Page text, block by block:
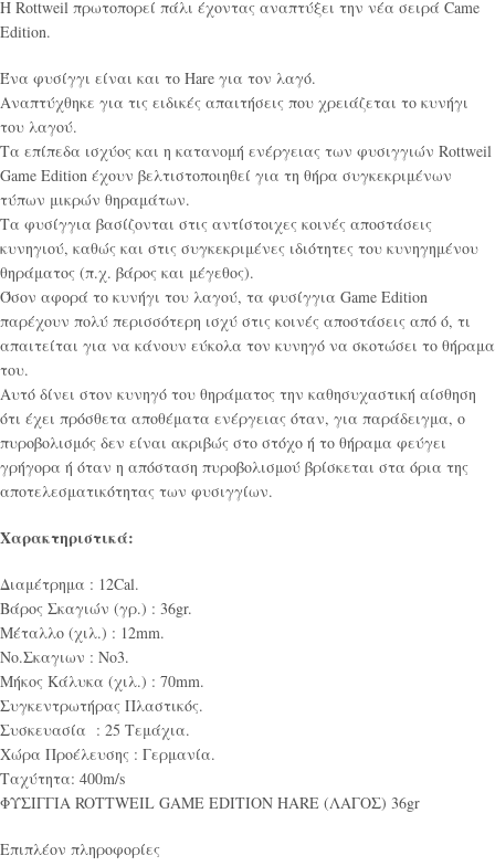
H Rottweil πρωτοπορεί πάλι έχοντας αναπτύξει την νέα σειρά Came
Edition.
Ένα φυσίγγι είναι και το Hare για τον λαγό.
Αναπτύχθηκε για τις ειδικές απαιτήσεις που χρειάζεται το κυνήγι
του λαγού.
Τα επίπεδα ισχύος και η κατανομή ενέργειας των φυσιγγιών Rottweil
Game Edition έχουν βελτιστοποιηθεί για τη θήρα συγκεκριμένων
τύπων μικρών θηραμάτων.
Τα φυσίγγια βασίζονται στις αντίστοιχες κοινές αποστάσεις
κυνηγιού, καθώς και στις συγκεκριμένες ιδιότητες του κυνηγημένου
θηράματος (π.χ. βάρος και μέγεθος).
Όσον αφορά το κυνήγι του λαγού, τα φυσίγγια Game Edition
παρέχουν πολύ περισσότερη ισχύ στις κοινές αποστάσεις από ό, τι
απαιτείται για να κάνουν εύκολα τον κυνηγό να σκοτώσει το θήραμα
του.
Αυτό δίνει στον κυνηγό του θηράματος την καθησυχαστική αίσθηση
ότι έχει πρόσθετα αποθέματα ενέργειας όταν, για παράδειγμα, ο
πυροβολισμός δεν είναι ακριβώς στο στόχο ή το θήραμα φεύγει
γρήγορα ή όταν η απόσταση πυροβολισμού βρίσκεται στα όρια της
αποτελεσματικότητας των φυσιγγίων.
Χαρακτηριστικά:
Διαμέτρημα : 12Cal.
Βάρος Σκαγιών (γρ.) : 36gr.
Μέταλλο (χιλ.) : 12mm.
Νο.Σκαγιων : Νο3.
Μήκος Κάλυκα (χιλ.) : 70mm.
Συγκεντρωτήρας Πλαστικός.
Συσκευασία : 25 Τεμάχια.
Χώρα Προέλευσης : Γερμανία.
Ταχύτητα: 400m/s
ΦΥΣΙΓΓΙΑ ROTTWEIL GAME EDITION HARE (ΛΑΓΟΣ) 36gr
Επιπλέον πληροφορίες